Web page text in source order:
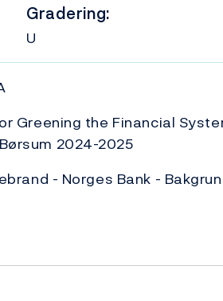
Gradering:
U
Greening the Financial
2024-2025
- Norges Bank -